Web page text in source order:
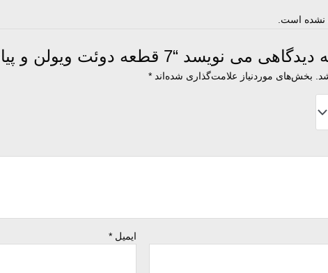
نشده است.
نویسد “7 قطعه دوئت ویولن و پیانو”
بخش‌های موردنیاز علامت‌گذاری شده‌اند*
ایمیل*